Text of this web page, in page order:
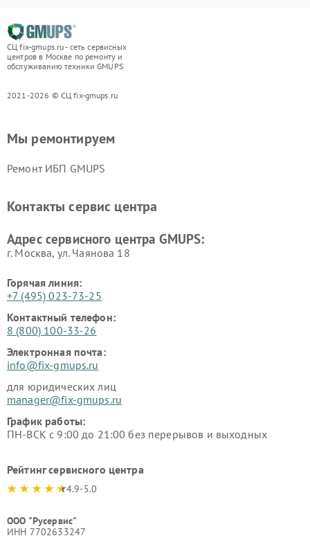
СЦ fix-gmups.ru - сеть сервисных
центров в Москве по ремонту и
обслуживанию техники GMUPS
2021-2026 © СЦ fix-gmups.ru
Мы ремонтируем
Ремонт ИБП GMUPS
Контакты сервис центра
Адрес сервисного центра GMUPS:
г. Москва, ул. Чаянова 18
Горячая линия:
+7 (495) 023-73-25
Контактный телефон:
8 (800) 100-33-26
Электронная почта:
info@fix-gmups.ru
для юридических лиц
manager@fix-gmups.ru
График работы:
ПН-ВСК с 9:00 до 21:00 без перерывов и выходных
Рейтинг сервисного центра
4.9-5.0
ООО "Русервис"
ИНН 7702633247